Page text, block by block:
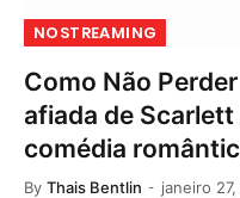
NOSTREAMING
Como Não
afiada de
comédia
By Thais Bentlin janeiro